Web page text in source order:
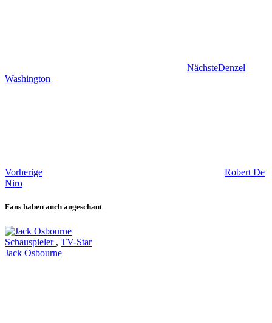
NächsteDenzel
Washington
Vorherige
Robert De
Niro
Fans haben auch angeschaut
Schauspieler , TV-Star
Jack Osbourne